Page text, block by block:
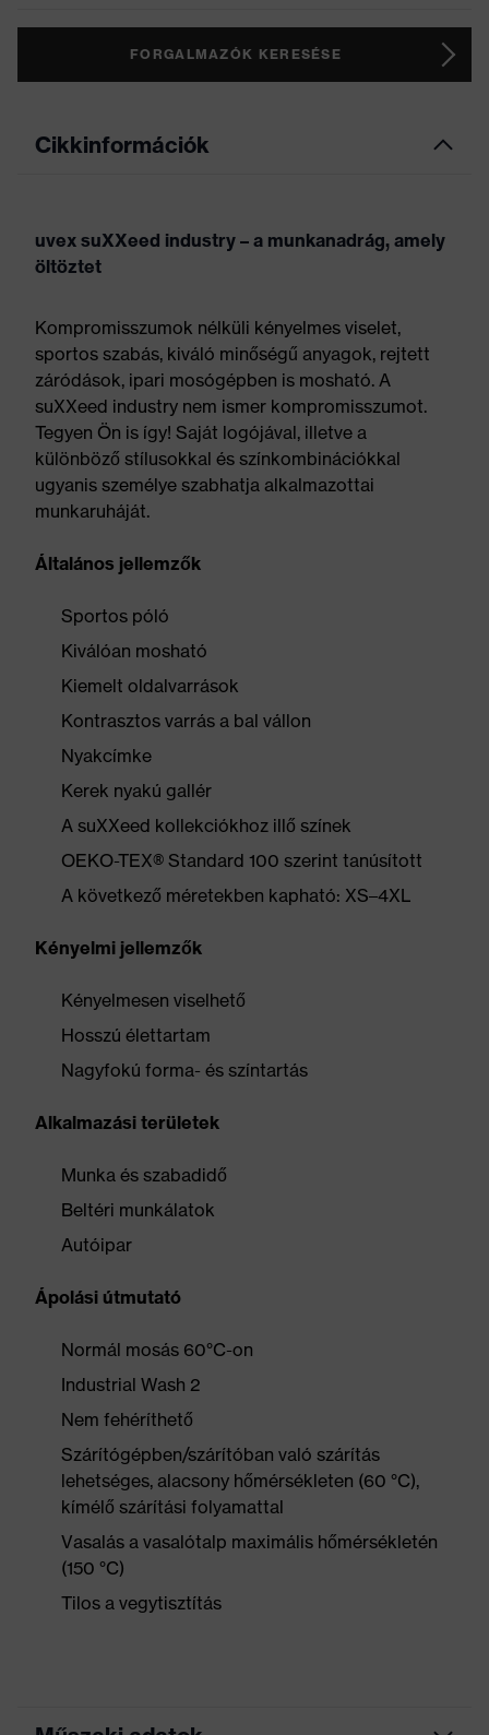
FORGALMAZÓK KERESÉSE
Cikkinformációk
uvex suXXeed industry – a munkanadrág, amely
öltöztet
Kompromisszumok nélküli kényelmes viselet,
sportos szabás, kiváló minőségű anyagok, rejtett
záródások, ipari mosógépben is mosható. A
suXXeed industry nem ismer kompromisszumot.
Tegyen Ön is így! Saját logójával, illetve a
különböző stílusokkal és színkombinációkkal
ugyanis személye szabhatja alkalmazottai
munkaruháját.
Általános jellemzők
Sportos póló
Kiválóan mosható
Kiemelt oldalvarrások
Kontrasztos varrás a bal vállon
Nyakcímke
Kerek nyakú gallér
A suXXeed kollekciókhoz illő színek
OEKO-TEX® Standard 100 szerint tanúsított
A következő méretekben kapható: XS–4XL
Kényelmi jellemzők
Kényelmesen viselhető
Hosszú élettartam
Nagyfokú forma- és színtartás
Alkalmazási területek
Munka és szabadidő
Beltéri munkálatok
Autóipar
Ápolási útmutató
Normál mosás 60°C-on
Industrial Wash 2
Nem fehéríthető
Szárítógépben/szárítóban való szárítás
lehetséges, alacsony hőmérsékleten (60 °C),
kímélő szárítási folyamattal
Vasalás a vasalótalp maximális hőmérsékletén
(150 °C)
Tilos a vegytisztítás